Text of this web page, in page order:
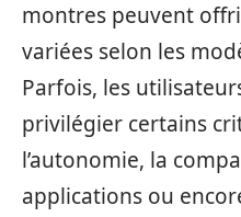
montres peuvent
variées selon les
Parfois, les
privilégier certains
l’autonomie, la
applications ou